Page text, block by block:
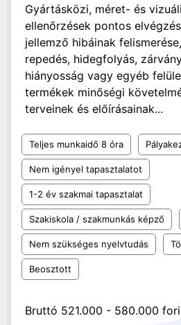
Gyártásközi, méret- és
ellenőrzések pontos
jellemző hibáinak
repedés, hidegfolyás,
hiányosság vagy egyéb
termékek minőségi
terveinek és előírásainak...
Teljes munkaidő 8 óra
Nem igényel tapasztalatot
1-2 év szakmai tapasztalat
Szakiskola / szakmunkás képző
Nem szükséges nyelvtudás
Beosztott
Bruttó 521.000 - 580.000